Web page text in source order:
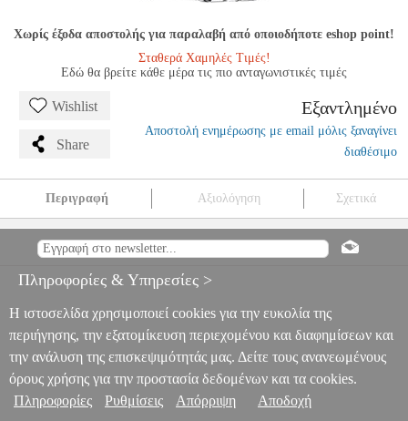
Χωρίς έξοδα αποστολής για παραλαβή από οποιοδήποτε eshop point!
Σταθερά Χαμηλές Τιμές!
Εδώ θα βρείτε κάθε μέρα τις πιο ανταγωνιστικές τιμές
Wishlist
Share
Εξαντλημένο
Αποστολή ενημέρωσης με email μόλις ξαναγίνει
διαθέσιμο
Περιγραφή Αξιολόγηση Σχετικά
IPHONE 15 PRO MAX TEL.211712
DUX DUCIS
WITH MAGSAFE FOR IPHONE 15 PRO MAX
Πληροφορίες & Υπηρεσίες >
Η ιστοσελίδα χρησιμοποιεί cookies για την ευκολία της
περιήγησης, την εξατομίκευση περιεχομένου και διαφημίσεων και
την ανάλυση της επισκεψιμότητάς μας. Δείτε τους ανανεωμένους
όρους χρήσης για την προστασία δεδομένων και τα cookies.
Πληροφορίες
Ρυθμίσεις Απόρριψη Αποδοχή